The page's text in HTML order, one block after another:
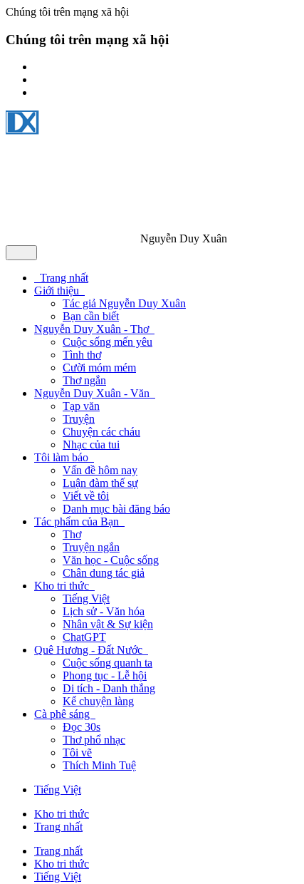
Chúng tôi trên mạng xã hội
Chúng tôi trên mạng xã hội
Nguyễn Duy Xuân
Trang nhất
Giới thiệu
Tác giả Nguyễn Duy Xuân
Bạn cần biết
Nguyễn Duy Xuân - Thơ
Cuộc sống mến yêu
Tình thơ
Cười móm mém
Thơ ngắn
Nguyễn Duy Xuân - Văn
Tạp văn
Truyện
Chuyện các cháu
Nhạc của tui
Tôi làm báo
Vấn đề hôm nay
Luận đàm thế sự
Viết về tôi
Danh mục bài đăng báo
Tác phẩm của Bạn
Thơ
Truyện ngắn
Văn học - Cuộc sống
Chân dung tác giả
Kho tri thức
Tiếng Việt
Lịch sử - Văn hóa
Nhân vật & Sự kiện
ChatGPT
Quê Hương - Đất Nước
Cuộc sống quanh ta
Phong tục - Lễ hội
Di tích - Danh thắng
Kể chuyện làng
Cà phê sáng
Đọc 30s
Thơ phổ nhạc
Tôi vẽ
Thích Minh Tuệ
Tiếng Việt
Kho tri thức
Trang nhất
Trang nhất
Kho tri thức
Tiếng Việt